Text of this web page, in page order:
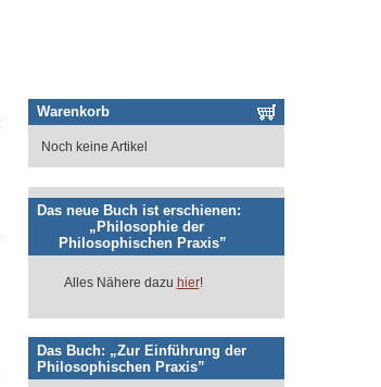
Warenkorb
Noch keine Artikel
Das neue Buch ist erschienen:
„Philosophie der
Philosophischen Praxis”
Alles Nähere dazu hier!
Das Buch: „Zur Einführung der
Philosophischen Praxis”